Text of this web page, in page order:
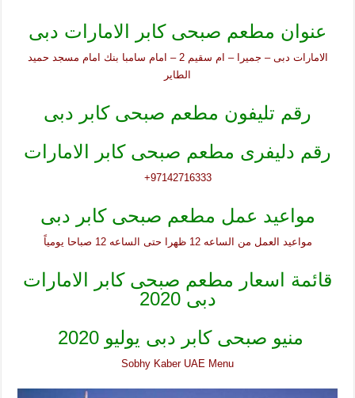
عنوان مطعم صبحى كابر الامارات دبى
الامارات دبى – جميرا – ام سقيم 2 – امام سامبا بنك امام مسجد حميد
الطاير
رقم تليفون مطعم صبحى كابر دبى
رقم دليفرى مطعم صبحى كابر الامارات
97142716333+
مواعيد عمل مطعم صبحى كابر دبى
مواعيد العمل من الساعه 12 ظهرا حتى الساعه 12 صباحا يومياً
قائمة اسعار مطعم صبحى كابر الامارات
دبى 2020
منيو صبحى كابر دبى يوليو 2020
Sobhy Kaber UAE Menu